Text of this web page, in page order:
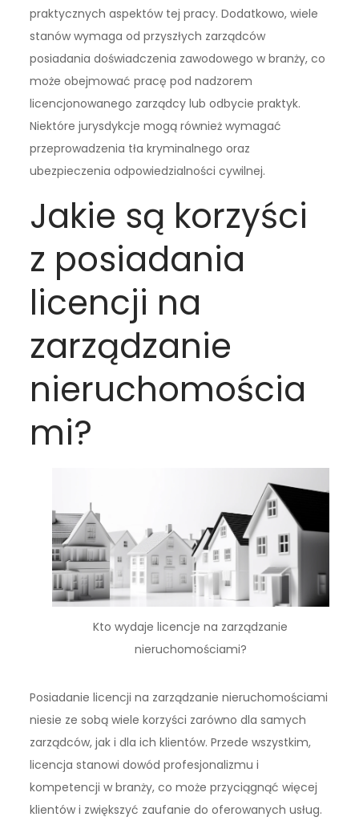
praktycznych aspektów tej pracy. Dodatkowo, wiele
stanów wymaga od przyszłych zarządców
posiadania doświadczenia zawodowego w branży, co
może obejmować pracę pod nadzorem
licencjonowanego zarządcy lub odbycie praktyk.
Niektóre jurysdykcje mogą również wymagać
przeprowadzenia tła kryminalnego oraz
ubezpieczenia odpowiedzialności cywilnej.
Jakie są korzyści
z posiadania
licencji na
zarządzanie
nieruchomościa
mi?
Kto wydaje licencje na zarządzanie
nieruchomościami?
Posiadanie licencji na zarządzanie nieruchomościami
niesie ze sobą wiele korzyści zarówno dla samych
zarządców, jak i dla ich klientów. Przede wszystkim,
licencja stanowi dowód profesjonalizmu i
kompetencji w branży, co może przyciągnąć więcej
klientów i zwiększyć zaufanie do oferowanych usług.